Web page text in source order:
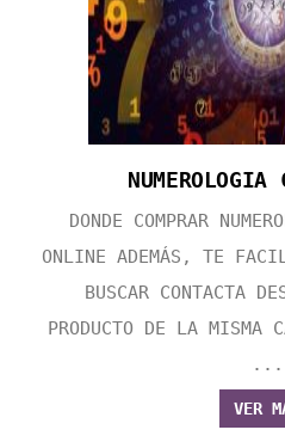
DONDE COMPRAR
ONLINE ADEMÁS, TE
BUSCAR CONTACTA
PRODUCTO DE LA MISMA
...
VER